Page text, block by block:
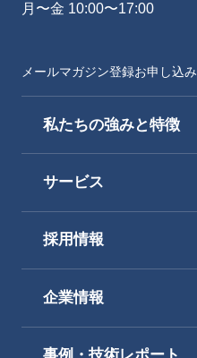
メールマガジン登録お申し込み
月〜金 10:00〜17:00
私たちの強みと特徴
サービス
採用情報
企業情報